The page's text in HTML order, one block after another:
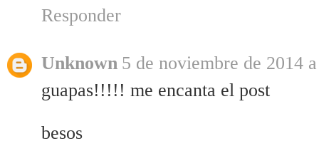
Responder
Unknown 5 de noviembre de 2014
guapas!!!!! me encanta el post
besos